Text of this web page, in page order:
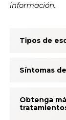
información.
Tipos de
Síntomas
Obtenga